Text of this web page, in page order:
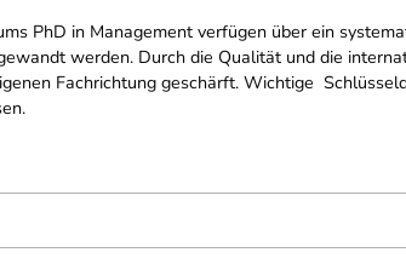
PhD in Management verfügen über ein
werden. Durch die Qualität und die
Fachrichtung geschärft. Wichtige